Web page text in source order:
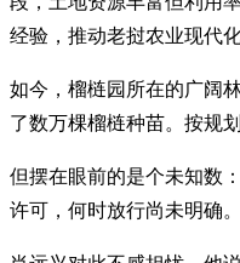
经验，推动老挝农业现代
如今，榴梿园所在的广阔
了数万棵榴梿种苗。按规
但摆在眼前的是个未知数
许可，何时放行尚未明确。